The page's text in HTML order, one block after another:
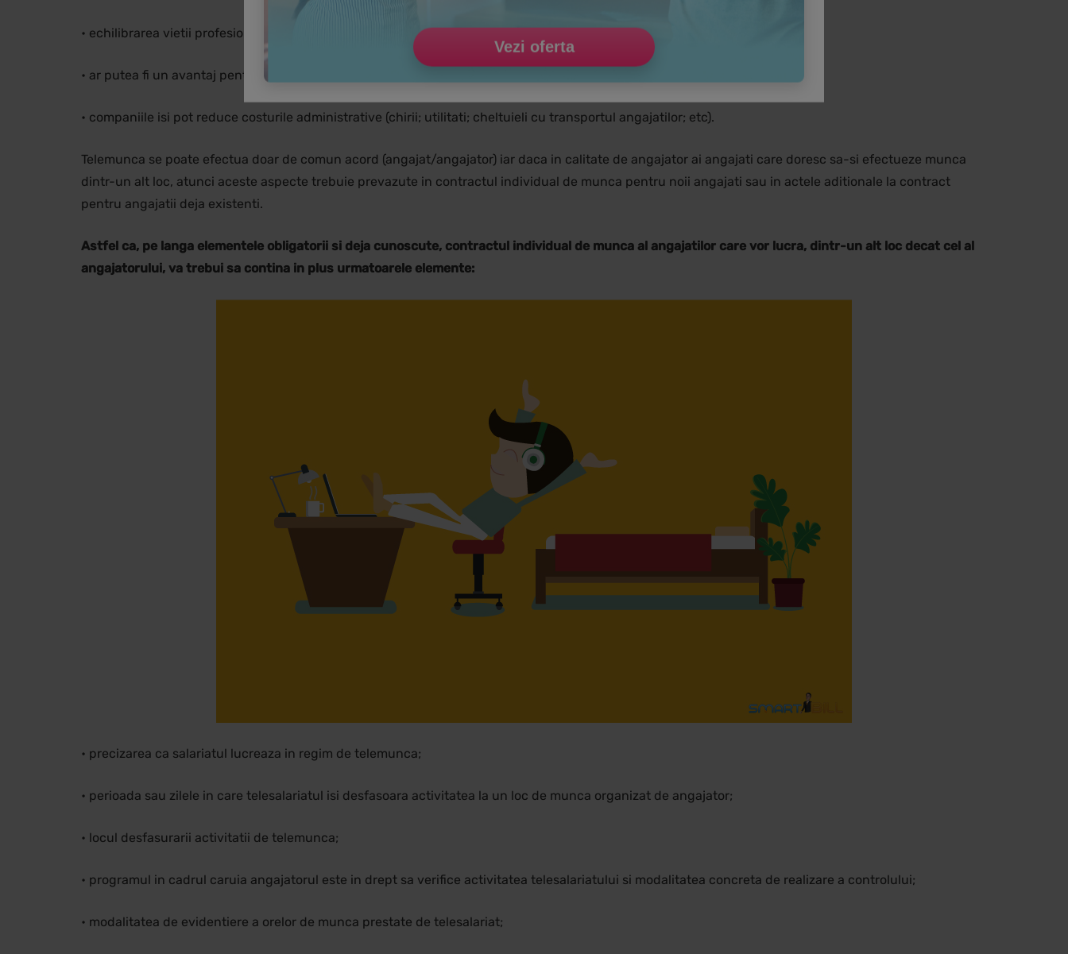
• echilibrarea vietii profesionale a angajatului cu cea familiala;
• ar putea fi un avantaj pentru persoanele cu dizabilitati;
• companiile isi pot reduce costurile administrative (chirii; utilitati; cheltuieli cu transportul angajatilor; etc).
Telemunca se poate efectua doar de comun acord (angajat/angajator) iar daca in calitate de angajator ai angajati care doresc sa-si efectueze munca
dintr-un alt loc, atunci aceste aspecte trebuie prevazute in contractul individual de munca pentru noii angajati sau in actele aditionale la contract
pentru angajatii deja existenti.
Astfel ca, pe langa elementele obligatorii si deja cunoscute, contractul individual de munca al angajatilor care vor lucra, dintr-un alt loc decat cel al
angajatorului, va trebui sa contina in plus urmatoarele elemente:
• precizarea ca salariatul lucreaza in regim de telemunca;
• perioada sau zilele in care telesalariatul isi desfasoara activitatea la un loc de munca organizat de angajator;
• locul desfasurarii activitatii de telemunca;
• programul in cadrul caruia angajatorul este in drept sa verifice activitatea telesalariatului si modalitatea concreta de realizare a controlului;
• modalitatea de evidentiere a orelor de munca prestate de telesalariat;
Vezi oferta